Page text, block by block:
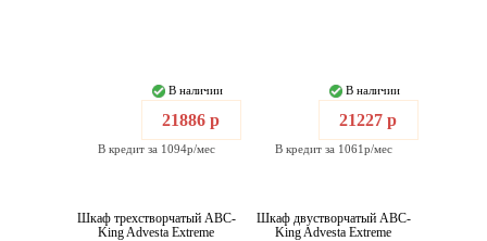
В наличии
21886 р
В кредит за 1094р/мес
В наличии
21227 р
В кредит за 1061р/мес
Шкаф трехстворчатый ABC-
King Advesta Extreme
Шкаф двустворчатый ABC-
King Advesta Extreme